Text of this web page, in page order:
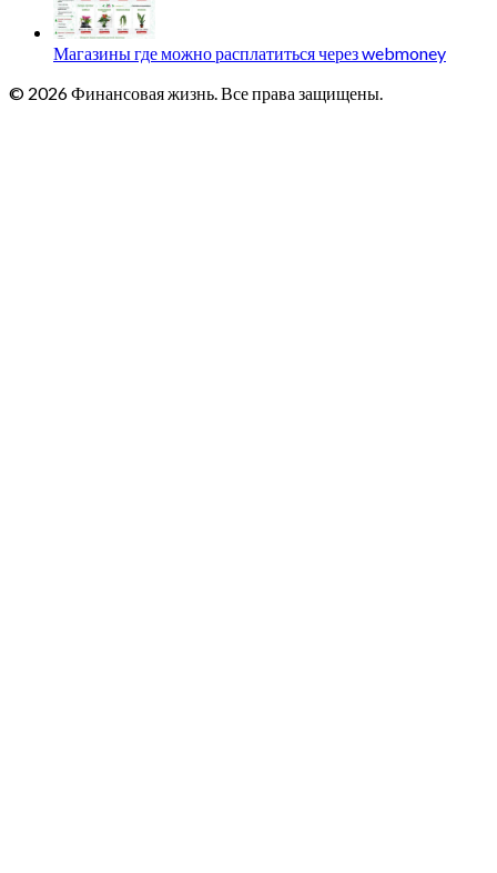
Магазины где можно расплатиться через webmoney
© 2026 Финансовая жизнь. Все права защищены.